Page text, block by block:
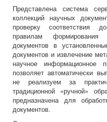
Представлена система
коллекций научных
проверку соответствия
правилам формирования
документов в
документов и извлечение
научное информационное
позволяет автоматически
не реализуем за
традиционной «ручной»
предназначена для
документов.